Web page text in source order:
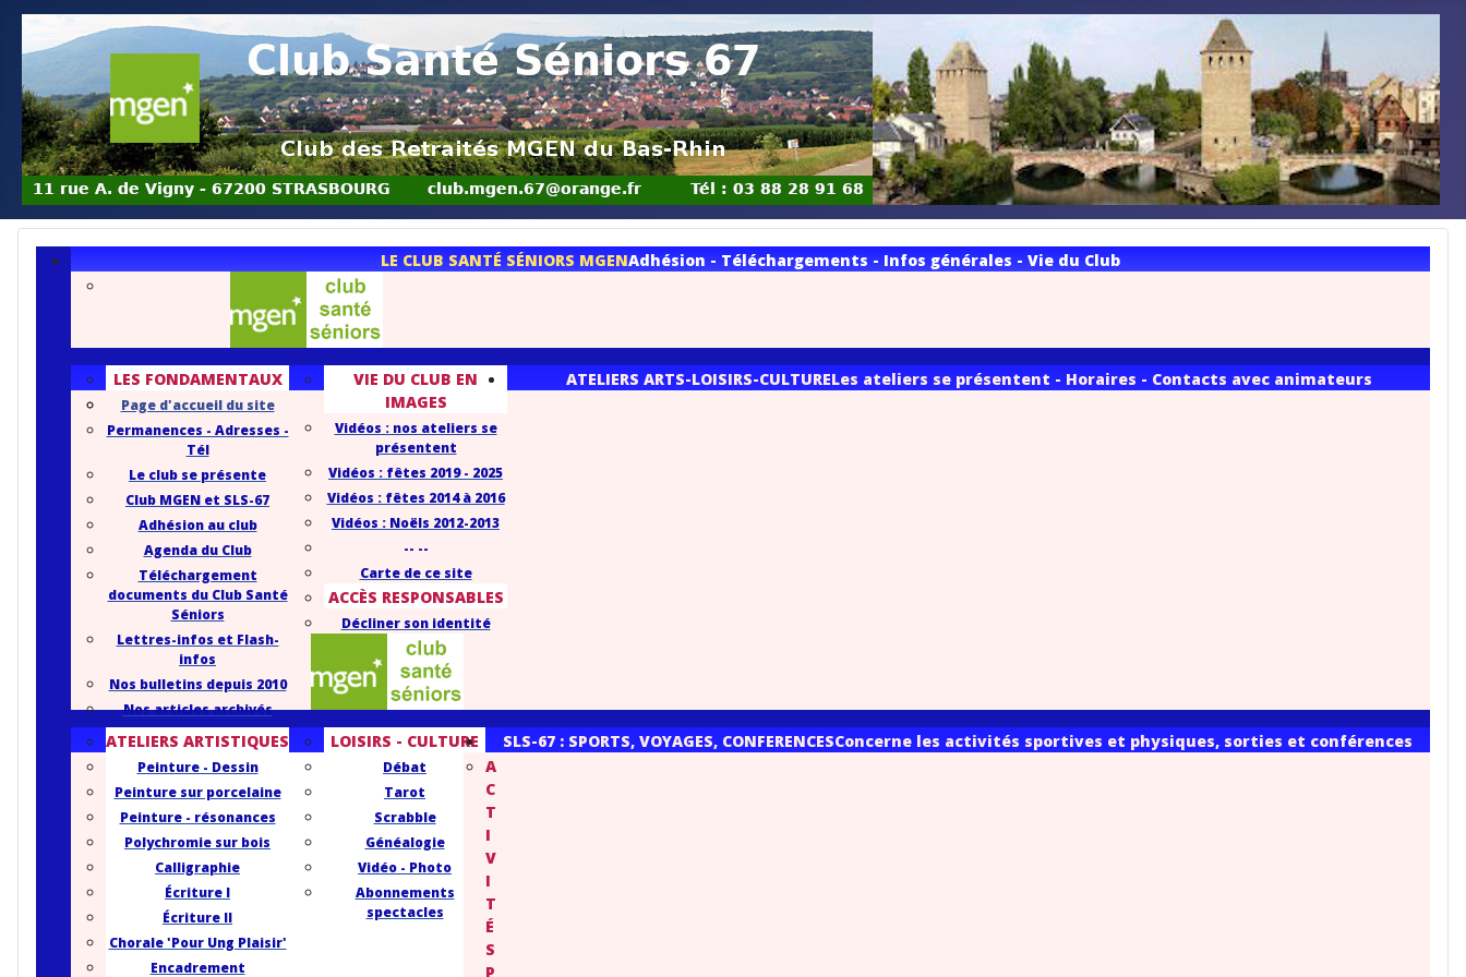
LE CLUB SANTÉ SÉNIORS MGENAdhésion - Téléchargements - Infos générales - Vie du Club
LES FONDAMENTAUX
Page d'accueil du site
Permanences - Adresses -
Tél
Le club se présente
Club MGEN et SLS-67
Adhésion au club
Agenda du Club
Téléchargement
documents du Club Santé
Séniors
Lettres-infos et Flash-
infos
Nos bulletins depuis 2010
Nos articles archivés
VIE DU CLUB EN
IMAGES
Vidéos : nos ateliers se
présentent
Vidéos : fêtes 2019 - 2025
Vidéos : fêtes 2014 à 2016
Vidéos : Noëls 2012-2013
-- --
Carte de ce site
ACCÈS RESPONSABLES
Décliner son identité
ATELIERS ARTS-LOISIRS-CULTURELes ateliers se présentent - Horaires - Contacts avec animateurs
ATELIERS ARTISTIQUES
Peinture - Dessin
Peinture sur porcelaine
Peinture - résonances
Polychromie sur bois
Calligraphie
Écriture I
Écriture II
Chorale 'Pour Ung Plaisir'
Encadrement
LOISIRS - CULTURE
Débat
Tarot
Scrabble
Généalogie
Vidéo - Photo
Abonnements
spectacles
SLS-67 : SPORTS, VOYAGES, CONFERENCESConcerne les activités sportives et physiques, sorties et conférences
A
C
T
I
V
I
T
É
S
P